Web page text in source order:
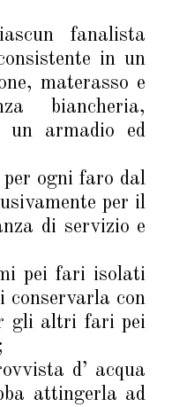
fanalista
in un
materasso e
biancheria,
un armadio ed
ogni faro dal
per il
di servizio e
pei fari isolati
conservarla con
gli altri fari pei
d’ acqua
attingerla ad